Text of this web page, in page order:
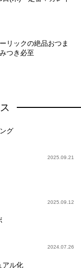
リックの絶品おつま
つき必至
グ
2025.09.21
2025.09.12
2024.07.26
アル化